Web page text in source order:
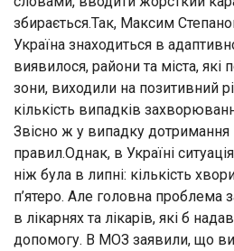
збирається.Так, Максим
Україна знаходиться в
виявилося, райони та міста, які
зони, виходили на позитивний
кількість випадків
Звісно ж у випадку дотримання
правил.Однак, в Україні
ніж була в липні: кількість
п’ятеро. Але головна проблема
в лікарнях та лікарів, які б
допомогу. В МОЗ заявили, що